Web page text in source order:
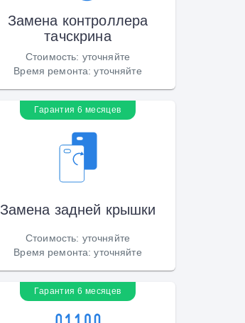
Замена контроллера
тачскрина
Стоимость: уточняйте
Время ремонта:уточняйте
Гарантия 6 месяцев
Замена задней крышки
Стоимость: уточняйте
Время ремонта:уточняйте
Гарантия 6 месяцев